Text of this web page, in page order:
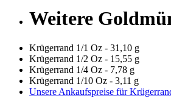
Weitere
Krügerrand 1/1 Oz - 31,10 g
Krügerrand 1/2 Oz - 15,55 g
Krügerrand 1/4 Oz - 7,78 g
Krügerrand 1/10 Oz - 3,11 g
Unsere Ankaufspreise für